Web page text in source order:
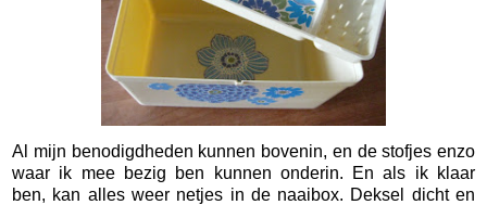
Al mijn benodigdheden kunnen bovenin, en de stofjes enzo
waar ik mee bezig ben kunnen onderin. En als ik klaar
ben, kan alles weer netjes in de naaibox. Deksel dicht en